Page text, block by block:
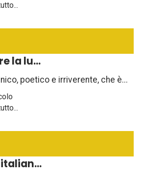
la lu...
poetico e irriverente, che è...